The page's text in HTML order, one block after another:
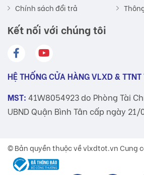
Chính sách đổi trả
Kết nối với chúng tôi
HỆ THỐNG CỬA HÀNG VLXD & TTNT
MST: 41W8054923 do Phòng Tài
UBND Quận Bình Tân cấp ngày
© Bản quyền thuộc vềvlxdtot.vnCung